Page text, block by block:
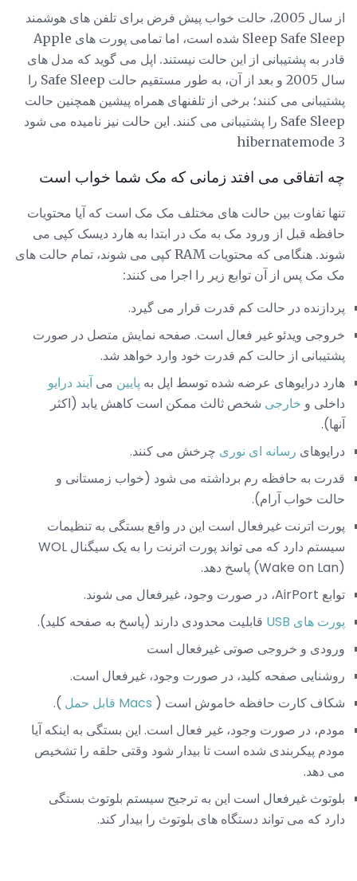
از سال 2005، حالت خواب پیش فرض برای تلفن های هوشمند
Sleep Safe Sleep شده است، اما تمامی پورت های Apple
قادر به پشتیبانی از این حالت نیستند. اپل می گوید که مدل های
سال 2005 و بعد از آن، به طور مستقیم حالت Safe Sleep را
پشتیبانی می کنند؛ برخی از تلفنهای همراه پیشین همچنین حالت
Safe Sleep را پشتیبانی می کنند. این حالت نیز نامیده می شود
hibernatemode 3
چه اتفاقی می افتد زمانی که مک شما خواب است
تنها تفاوت بین حالت های مختلف مک مک است که آیا محتویات
حافظه قبل از ورود مک به مک در ابتدا به هارد دیسک کپی می
شوند. هنگامی که محتویات RAM کپی می شوند، تمام حالت های
مک مک پس از آن توابع زیر را اجرا می کنند:
پردازنده در حالت کم قدرت قرار می گیرد.
خروجی ویدئو غیر فعال است. صفحه نمایش متصل در صورت
پشتیبانی از حالت کم قدرت خود وارد خواهد شد.
هارد درایوهای عرضه شده توسط اپل به پایین می آیند درایو
داخلی و خارجی شخص ثالث ممکن است کاهش یابد (اکثر
آنها).
درایوهای رسانه ای نوری چرخش می کنند.
قدرت به حافظه رم برداشته می شود (خواب زمستانی و
حالت خواب آرام).
پورت اترنت غیرفعال است این در واقع بستگی به تنظیمات
سیستم دارد که می تواند پورت اترنت را به یک سیگنال WOL
(Wake on Lan) پاسخ دهد.
توابع AirPort، در صورت وجود، غیرفعال می شوند.
پورت های USB
قابلیت محدودی دارند (پاسخ به صفحه کلید).
ورودی و خروجی صوتی غیرفعال است
روشنایی صفحه کلید، در صورت وجود، غیرفعال است.
شکاف کارت حافظه خاموش است ( Macs قابل حمل
).
مودم، در صورت وجود، غیر فعال است. این بستگی به اینکه آیا
مودم پیکربندی شده است تا بیدار شود وقتی حلقه را تشخیص
می دهد.
بلوتوث غیرفعال است این به ترجیح سیستم بلوتوث بستگی
دارد که می تواند دستگاه های بلوتوث را بیدار کند.